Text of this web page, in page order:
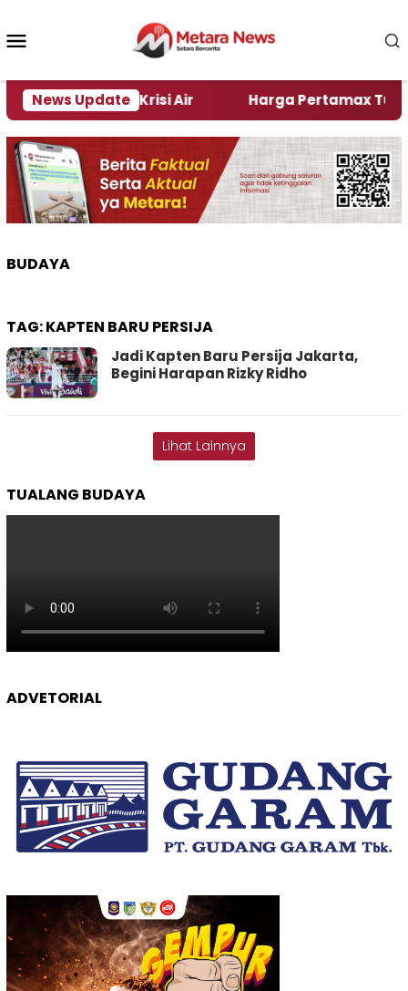
konten
News Update
Alami Krisi Air Harga Pertamax Turun
BUDAYA
TAG:KAPTEN BARU PERSIJA
Jadi Kapten Baru Persija Jakarta,
Begini Harapan Rizky Ridho
Lihat Lainnya
TUALANG BUDAYA
ADVETORIAL